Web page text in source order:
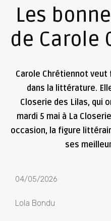
Les
de Carole
Carole Chrétiennot
dans la littérature.
Closerie des Lilas, qui
mardi 5 mai à La
occasion, la figure
ses
04/05/2026
Lola Bondu